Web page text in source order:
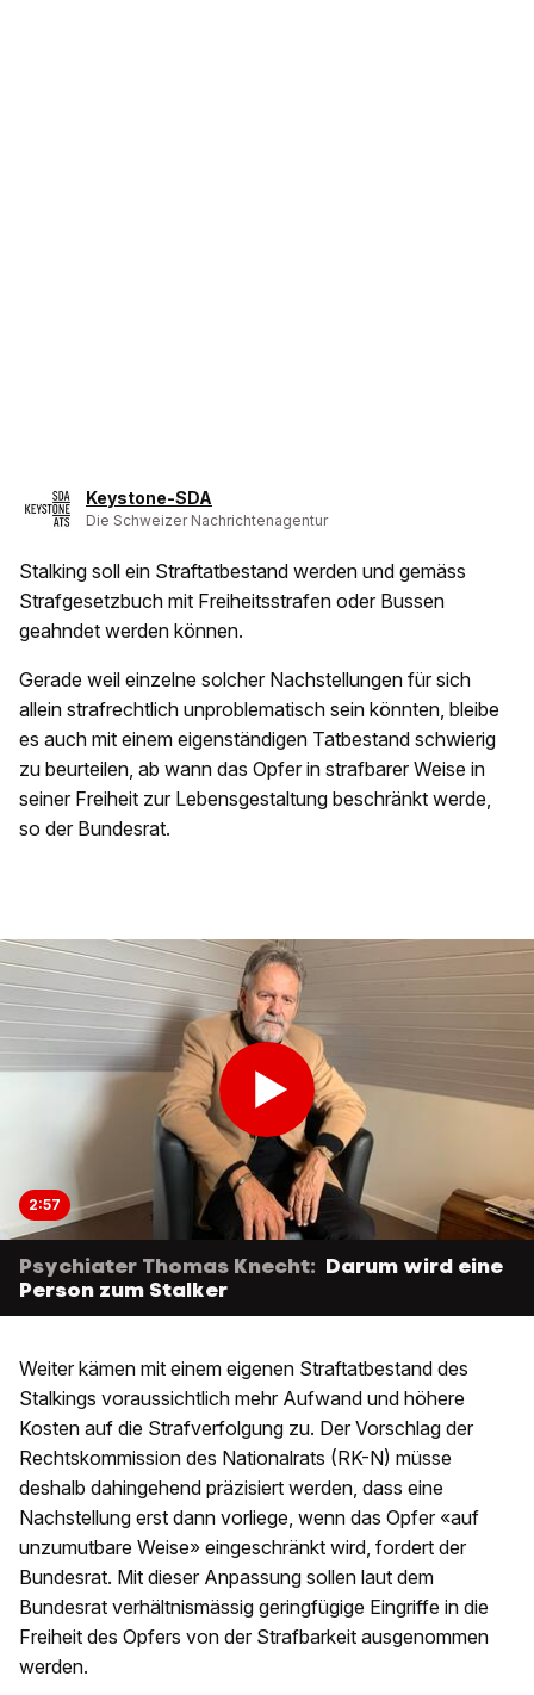
Keystone-SDA
Die Schweizer Nachrichtenagentur
Stalking soll ein Straftatbestand werden und gemäss
Strafgesetzbuch mit Freiheitsstrafen oder Bussen
geahndet werden können.
Gerade weil einzelne solcher Nachstellungen für sich
allein strafrechtlich unproblematisch sein könnten, bleibe
es auch mit einem eigenständigen Tatbestand schwierig
zu beurteilen, ab wann das Opfer in strafbarer Weise in
seiner Freiheit zur Lebensgestaltung beschränkt werde,
so der Bundesrat.
2:57
Psychiater Thomas Knecht: Darum wird eine
Person zum Stalker
Weiter kämen mit einem eigenen Straftatbestand des
Stalkings voraussichtlich mehr Aufwand und höhere
Kosten auf die Strafverfolgung zu. Der Vorschlag der
Rechtskommission des Nationalrats (RK-N) müsse
deshalb dahingehend präzisiert werden, dass eine
Nachstellung erst dann vorliege, wenn das Opfer «auf
unzumutbare Weise» eingeschränkt wird, fordert der
Bundesrat. Mit dieser Anpassung sollen laut dem
Bundesrat verhältnismässig geringfügige Eingriffe in die
Freiheit des Opfers von der Strafbarkeit ausgenommen
werden.